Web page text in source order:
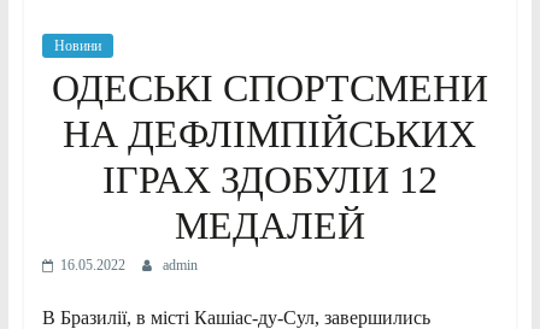
Новини
ОДЕСЬКІ СПОРТСМЕНИ
НА ДЕФЛІМПІЙСЬКИХ
ІГРАХ ЗДОБУЛИ 12
МЕДАЛЕЙ
16.05.2022 admin
В Бразилії, в місті Кашіас-ду-Сул, завершились